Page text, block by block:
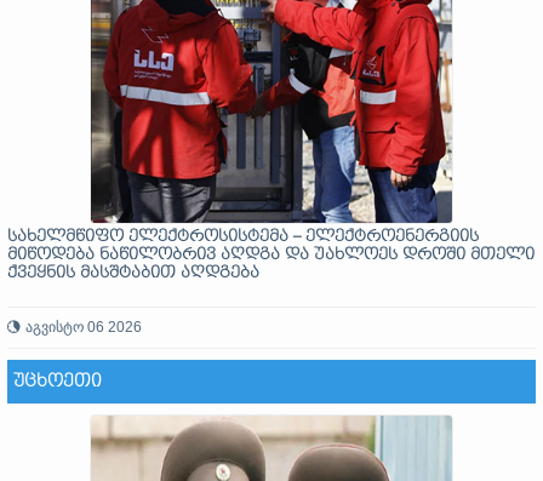
სახელმწიფო ელექტროსისტემა – ელექტროენერგიის
მიწოდება ნაწილობრივ აღდგა და უახლოეს დროში მთელი
ქვეყნის მასშტაბით აღდგება
აგვისტო 06 2026
ᲣᲪᲮᲝᲔᲗᲘ